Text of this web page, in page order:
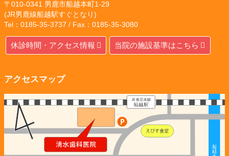
〒010-0341 男鹿市船越本町1-29
(JR男鹿線船越駅すぐとなり)
Tel：0185-35-3737 / Fax：0185-35-3080
休診時間・アクセス情報 当院の施設基準はこちら
アクセスマップ